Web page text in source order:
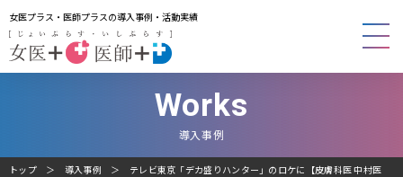
女医プラス・医師プラスの導入事例・活動実績
Works
導入事例
トップ 導入事例
テレビ東京「デカ盛りハンター」のロケに【皮膚科医 中村医